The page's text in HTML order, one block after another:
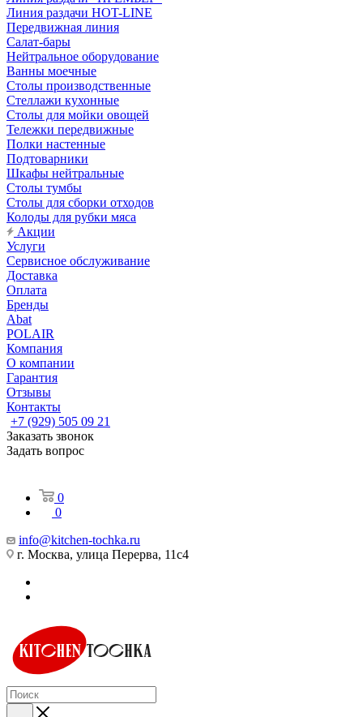
Линия раздачи HOT-LINE
Передвижная линия
Салат-бары
Нейтральное оборудование
Ванны моечные
Столы производственные
Стеллажи кухонные
Столы для мойки овощей
Тележки передвижные
Полки настенные
Подтоварники
Шкафы нейтральные
Столы тумбы
Столы для сборки отходов
Колоды для рубки мяса
Акции
Услуги
Сервисное обслуживание
Доставка
Оплата
Бренды
Abat
POLAIR
Компания
О компании
Гарантия
Отзывы
Контакты
+7 (929) 505 09 21
Заказать звонок
Задать вопрос
0
0
info@kitchen-tochka.ru
г. Москва, улица Перерва, 11с4